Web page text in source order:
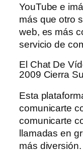
YouTube e
más que otro
web, es más
servicio de
El Chat De
2009 Cierra
Esta
comunicarte
comunicarte
llamadas en
más